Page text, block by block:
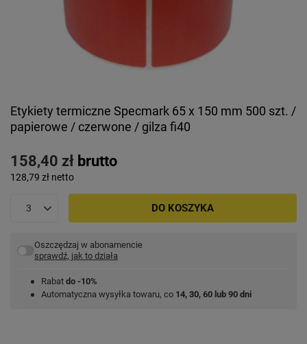
Etykiety termiczne Specmark 65 x 150 mm 500 szt. /
papierowe / czerwone / gilza fi40
158,40 zł brutto
128,79 zł netto
DO KOSZYKA
Oszczędzaj w abonamencie
sprawdź, jak to działa
Rabat do -10%
Automatyczna wysyłka towaru, co 14, 30, 60 lub 90 dni